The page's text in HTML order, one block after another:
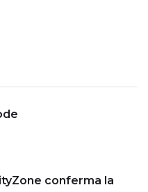
conferma la